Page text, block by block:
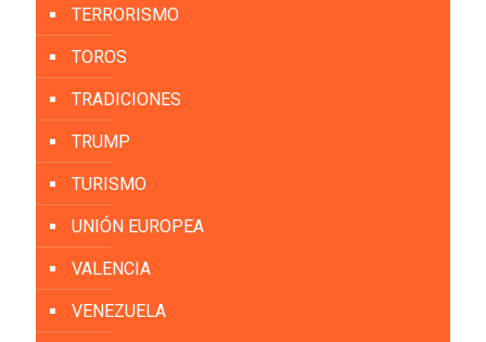
TERRORISMO
TOROS
TRADICIONES
TRUMP
TURISMO
UNIÓN EUROPEA
VALENCIA
VENEZUELA